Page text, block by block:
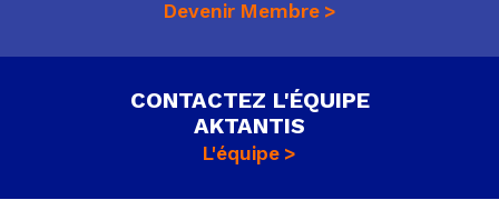
Devenir Membre
CONTACTEZ L'ÉQUIPE
AKTANTIS
L'équipe